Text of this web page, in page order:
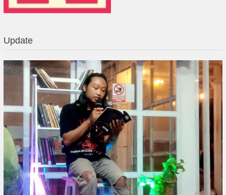
Update